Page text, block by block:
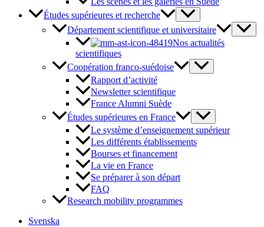
Études supérieures et recherche
Département scientifique et universitaire
Nos actualités
scientifiques
Coopération franco-suédoise
Rapport d’activité
Newsletter scientifique
France Alumni Suède
Études supérieures en France
Le système d’enseignement supérieur
Les différents établissements
Bourses et financement
La vie en France
Se préparer à son départ
FAQ
Research mobility programmes
Svenska